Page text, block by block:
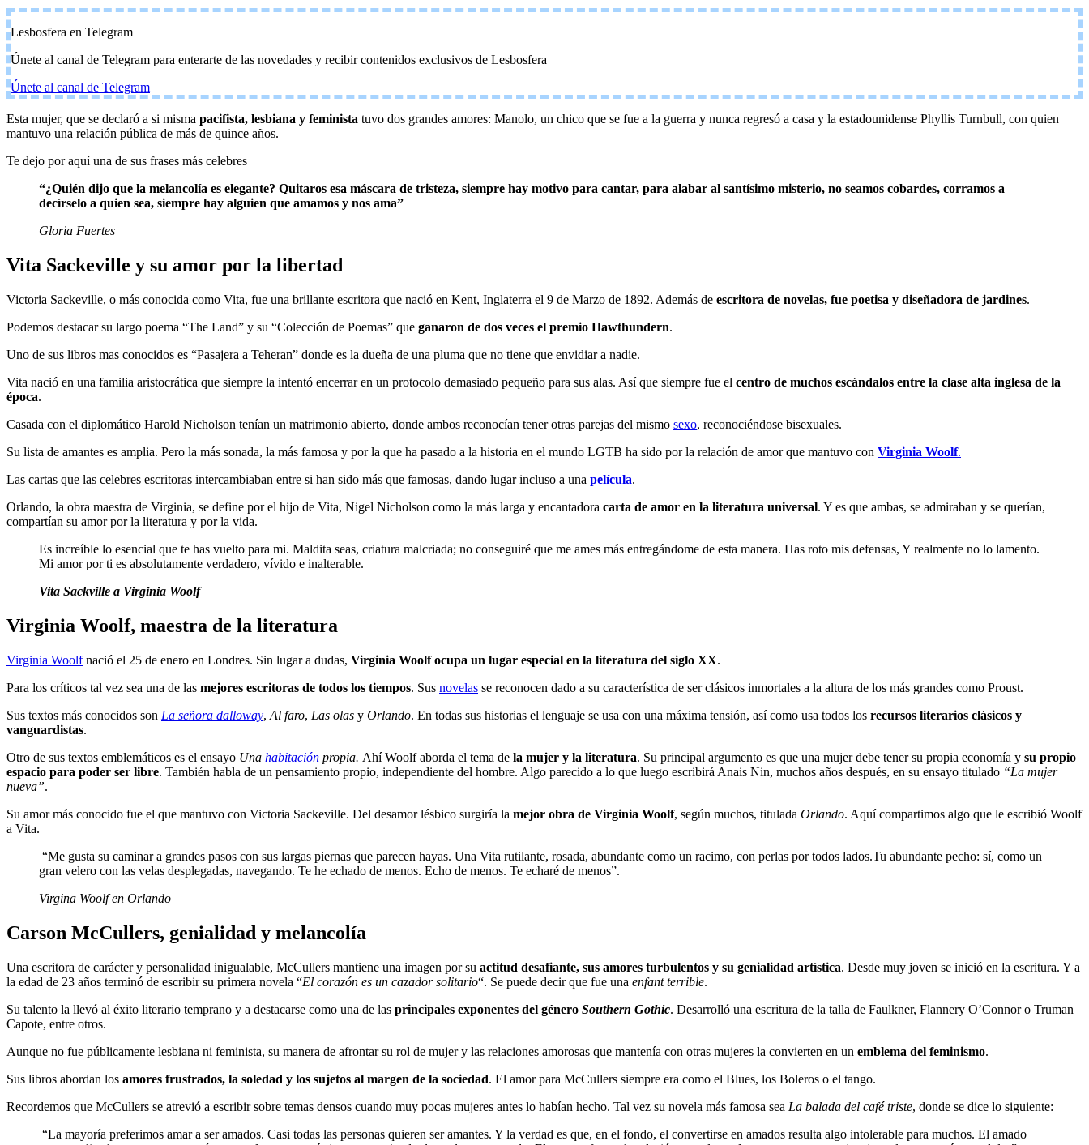
Lesbosfera en Telegram
Únete al canal de Telegram para enterarte de las novedades y recibir contenidos exclusivos de Lesbosfera
Únete al canal de Telegram
Esta mujer, que se declaró a si misma pacifista, lesbiana y feminista tuvo dos grandes amores: Manolo, un chico que se fue a la guerra y nunca regresó a casa y la estadounidense Phyllis Turnbull, con quien
mantuvo una relación pública de más de quince años.
Te dejo por aquí una de sus frases más celebres
“¿Quién dijo que la melancolía es elegante? Quitaros esa máscara de tristeza, siempre hay motivo para cantar, para alabar al santísimo misterio, no seamos cobardes, corramos a
decírselo a quien sea, siempre hay alguien que amamos y nos ama”
Gloria Fuertes
Vita Sackeville y su amor por la libertad
Victoria Sackeville, o más conocida como Vita, fue una brillante escritora que nació en Kent, Inglaterra el 9 de Marzo de 1892. Además de escritora de novelas, fue poetisa y diseñadora de jardines.
Podemos destacar su largo poema “The Land” y su “Colección de Poemas” que ganaron de dos veces el premio Hawthundern.
Uno de sus libros mas conocidos es “Pasajera a Teheran” donde es la dueña de una pluma que no tiene que envidiar a nadie.
Vita nació en una familia aristocrática que siempre la intentó encerrar en un protocolo demasiado pequeño para sus alas. Así que siempre fue el centro de muchos escándalos entre la clase alta inglesa de la
época.
Casada con el diplomático Harold Nicholson tenían un matrimonio abierto, donde ambos reconocían tener otras parejas del mismo sexo, reconociéndose bisexuales.
Su lista de amantes es amplia. Pero la más sonada, la más famosa y por la que ha pasado a la historia en el mundo LGTB ha sido por la relación de amor que mantuvo con Virginia Woolf.
Las cartas que las celebres escritoras intercambiaban entre si han sido más que famosas, dando lugar incluso a una película.
Orlando, la obra maestra de Virginia, se define por el hijo de Vita, Nigel Nicholson como la más larga y encantadora carta de amor en la literatura universal. Y es que ambas, se admiraban y se querían,
compartían su amor por la literatura y por la vida.
Es increíble lo esencial que te has vuelto para mi. Maldita seas, criatura malcriada; no conseguiré que me ames más entregándome de esta manera. Has roto mis defensas, Y realmente no lo lamento.
Mi amor por ti es absolutamente verdadero, vívido e inalterable.
Vita Sackville a Virginia Woolf
Virginia Woolf, maestra de la literatura
Virginia Woolfnació el 25 de enero en Londres. Sin lugar a dudas, Virginia Woolf ocupa un lugar especial en la literatura del siglo XX.
Para los críticos tal vez sea una de las mejores escritoras de todos los tiempos. Sus novelas se reconocen dado a su característica de ser clásicos inmortales a la altura de los más grandes como Proust.
Sus textos más conocidos son La señora dalloway, Al faro, Las olas y Orlando. En todas sus historias el lenguaje se usa con una máxima tensión, así como usa todos los recursos literarios clásicos y
vanguardistas.
Otro de sus textos emblemáticos es el ensayo Una habitación propia. Ahí Woolf aborda el tema de la mujer y la literatura. Su principal argumento es que una mujer debe tener su propia economía y su propio
espacio para poder ser libre. También habla de un pensamiento propio, independiente del hombre. Algo parecido a lo que luego escribirá Anais Nin, muchos años después, en su ensayo titulado “La mujer
nueva”.
Su amor más conocido fue el que mantuvo con Victoria Sackeville. Del desamor lésbico surgiría la mejor obra de Virginia Woolf, según muchos, titulada Orlando. Aquí compartimos algo que le escribió Woolf
a Vita.
“Me gusta su caminar a grandes pasos con sus largas piernas que parecen hayas. Una Vita rutilante, rosada, abundante como un racimo, con perlas por todos lados.Tu abundante pecho: sí, como un
gran velero con las velas desplegadas, navegando. Te he echado de menos. Echo de menos. Te echaré de menos”.
Virgina Woolf en Orlando
Carson McCullers, genialidad y melancolía
Una escritora de carácter y personalidad inigualable, McCullers mantiene una imagen por su actitud desafiante, sus amores turbulentos y su genialidad artística. Desde muy joven se inició en la escritura. Y a
la edad de 23 años terminó de escribir su primera novela “El corazón es un cazador solitario“. Se puede decir que fue una enfant terrible.
Su talento la llevó al éxito literario temprano y a destacarse como una de las principales exponentes del género Southern Gothic. Desarrolló una escritura de la talla de Faulkner, Flannery O’Connor o Truman
Capote, entre otros.
Aunque no fue públicamente lesbiana ni feminista, su manera de afrontar su rol de mujer y las relaciones amorosas que mantenía con otras mujeres la convierten en un emblema del feminismo.
Sus libros abordan los amores frustrados, la soledad y los sujetos al margen de la sociedad. El amor para McCullers siempre era como el Blues, los Boleros o el tango.
Recordemos que McCullers se atrevió a escribir sobre temas densos cuando muy pocas mujeres antes lo habían hecho. Tal vez su novela más famosa sea La balada del café triste, donde se dice lo siguiente:
“La mayoría preferimos amar a ser amados. Casi todas las personas quieren ser amantes. Y la verdad es que, en el fondo, el convertirse en amados resulta algo intolerable para muchos. El amado